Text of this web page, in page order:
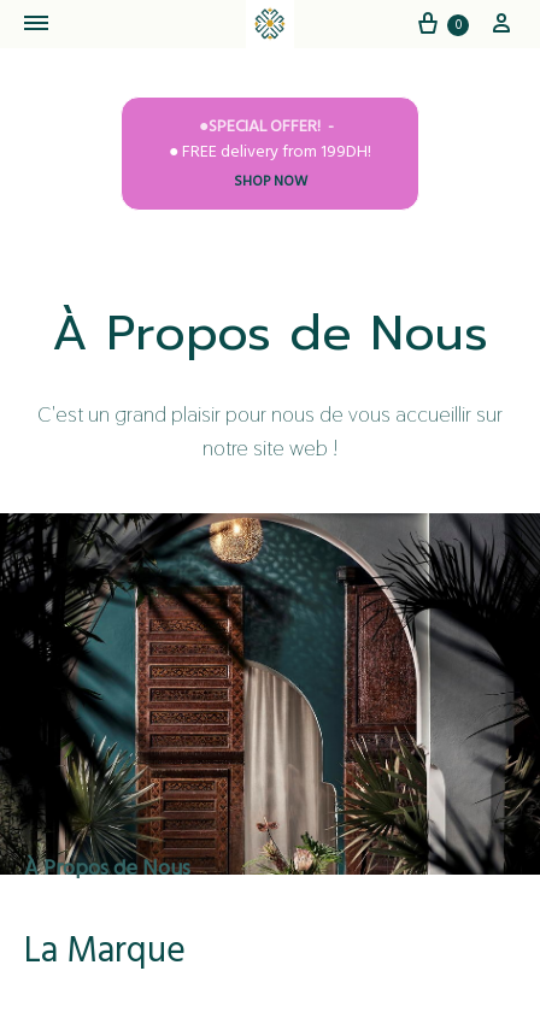
Cart
0
●SPECIAL OFFER!
● FREE delivery from 199DH!
SHOP NOW
À Propos de Nous
C'est un grand plaisir pour nous de vous accueillir sur
notre site web !
À Propos de Nous
La Marque